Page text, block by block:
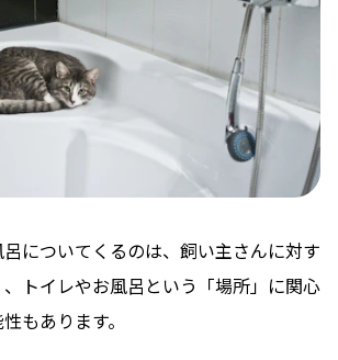
についてくるのは、飼い主さんに対す
トイレやお風呂という「場所」に関心
もあります。